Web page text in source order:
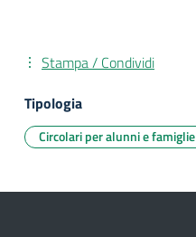
Stampa / Condividi
Tipologia
Circolari per alunni e famiglie